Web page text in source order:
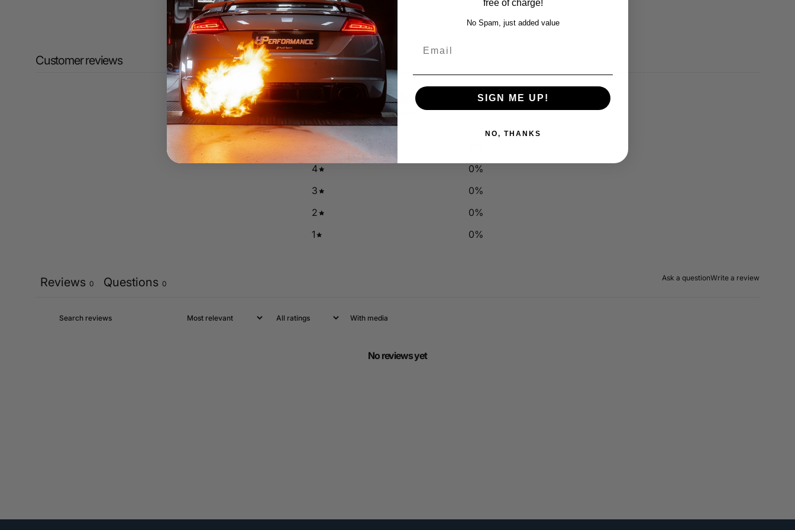
Customer reviews
0 0 reviews
5
4
0%
3
0%
2
0%
1
0%
Ask a questionWrite a review
Reviews 0 Questions 0
With media
No reviews yet
free of charge!
No Spam, just added value
SIGN ME UP!
NO, THANKS